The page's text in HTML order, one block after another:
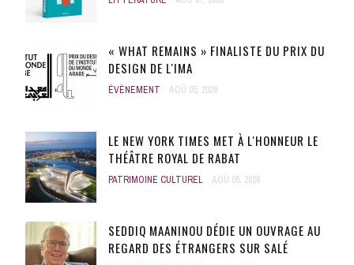
« WHAT REMAINS » FINALISTE DU PRIX DU
DESIGN DE L'IMA
ÉVÈNEMENT AOÛ 05, 2026
LE NEW YORK TIMES MET À L'HONNEUR LE
THÉÂTRE ROYAL DE RABAT
PATRIMOINE CULTUREL AOÛ 05, 2026
SEDDIQ MAANINOU DÉDIE UN OUVRAGE AU
REGARD DES ÉTRANGERS SUR SALÉ